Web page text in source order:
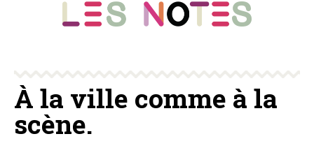
À la ville comme à la
scène.